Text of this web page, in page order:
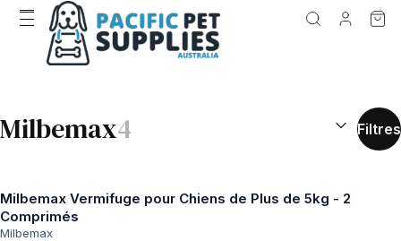
Milbemax4 RÉSULTATS
Filtres
Milbemax Vermifuge pour Chiens de Plus de 5kg - 2
Comprimés
Milbemax